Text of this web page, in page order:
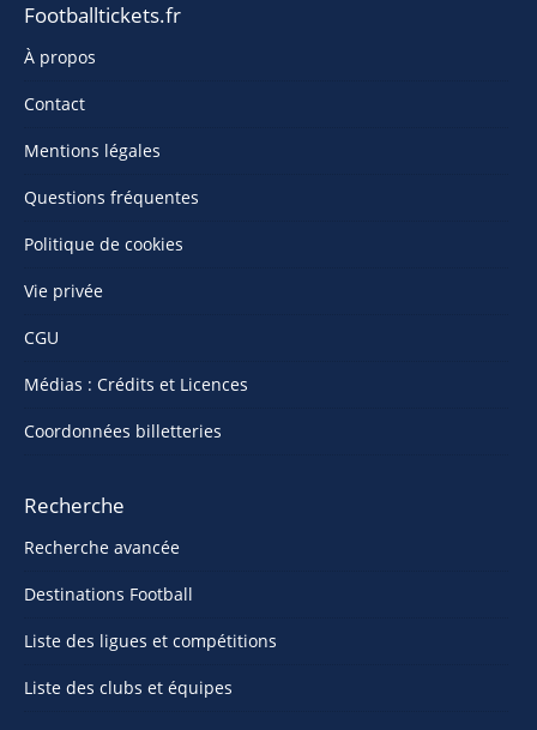
Footballtickets.fr
À propos
Contact
Mentions légales
Questions fréquentes
Politique de cookies
Vie privée
CGU
Médias : Crédits et Licences
Coordonnées billetteries
Recherche
Recherche avancée
Destinations Football
Liste des ligues et compétitions
Liste des clubs et équipes